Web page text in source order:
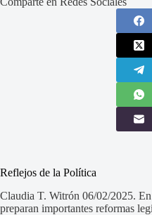
Reflejos de la Política
Claudia T. Witrón 06/02/2025.
preparan importantes reformas